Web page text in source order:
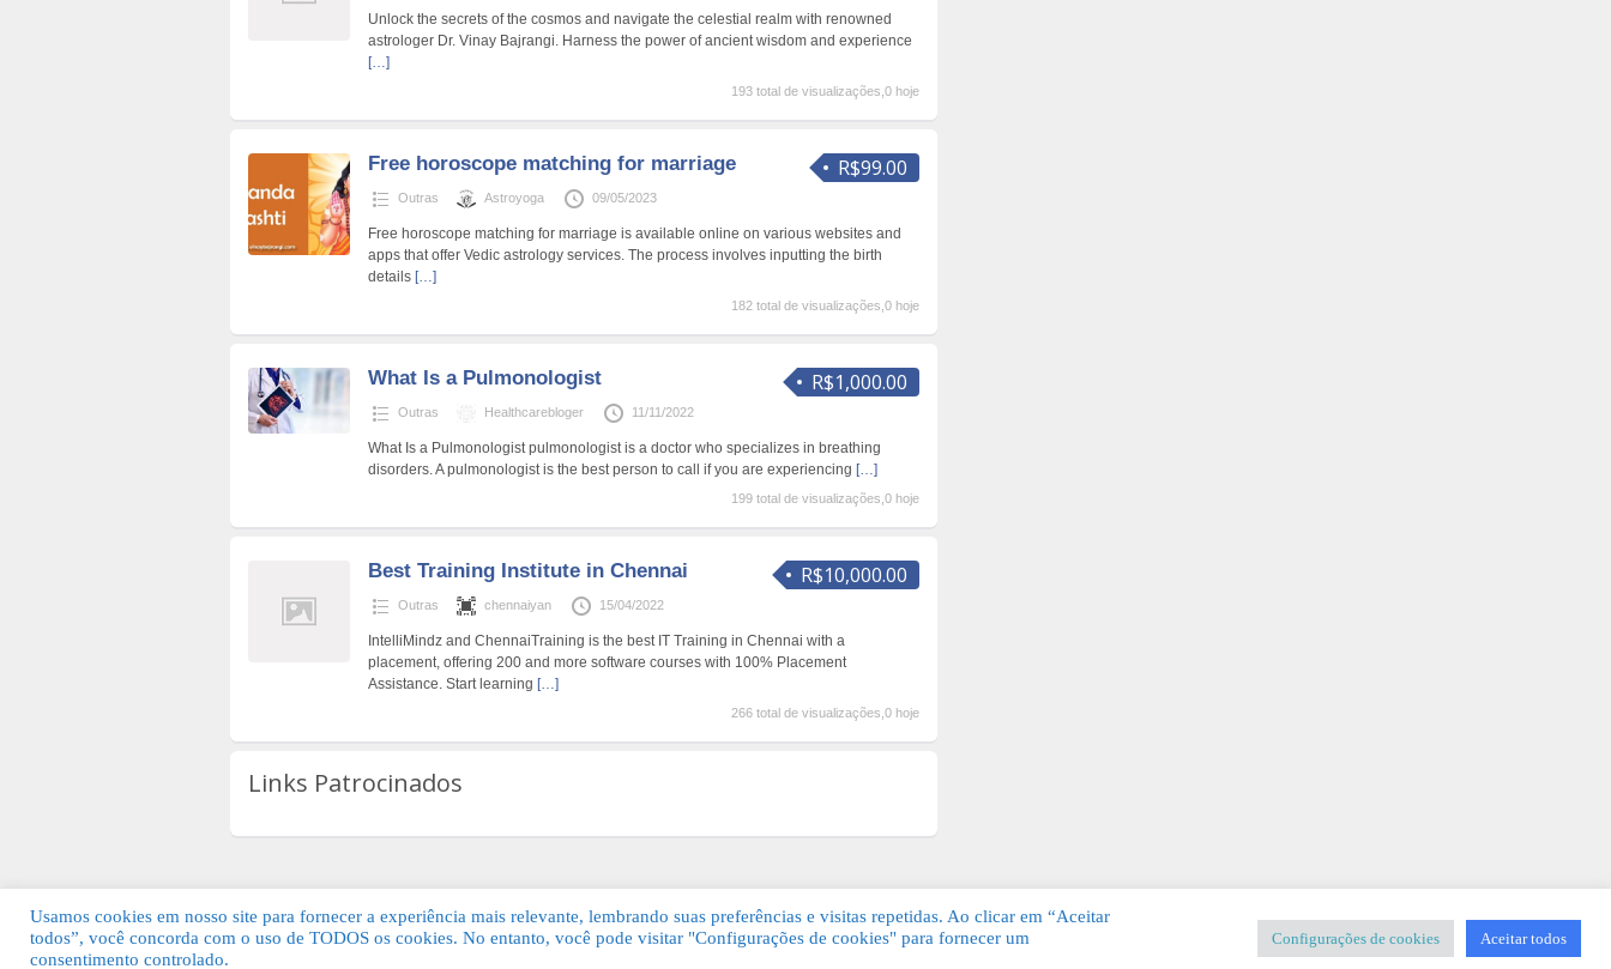
Unlock the secrets of the cosmos and navigate the celestial realm with renowned
astrologer Dr. Vinay Bajrangi. Harness the power of ancient wisdom and experience
[…]
193 total de visualizações,0 hoje
R$99.00
Free horoscope matching for marriage
Outras Astroyoga 09/05/2023
Free horoscope matching for marriage is available online on various websites and
apps that offer Vedic astrology services. The process involves inputting the birth
details […]
182 total de visualizações,0 hoje
R$1,000.00
What Is a Pulmonologist
Outras Healthcarebloger 11/11/2022
What Is a Pulmonologist pulmonologist is a doctor who specializes in breathing
disorders. A pulmonologist is the best person to call if you are experiencing […]
199 total de visualizações,0 hoje
R$10,000.00
Best Training Institute in Chennai
Outras chennaiyan 15/04/2022
IntelliMindz and ChennaiTraining is the best IT Training in Chennai with a
placement, offering 200 and more software courses with 100% Placement
Assistance. Start learning […]
266 total de visualizações,0 hoje
Links Patrocinados
© 2026 Guia Fácil Lagos | Guia Comercial Grátis. Todos os direitos reservados. KSDESIGNER Templates & Sistemas
Usamos cookies em nosso site para fornecer a experiência mais relevante, lembrando suas preferências e visitas repetidas. Ao clicar em “Aceitar
todos”, você concorda com o uso de TODOS os cookies. No entanto, você pode visitar "Configurações de cookies" para fornecer um
consentimento controlado.
Configurações de cookies Aceitar todos